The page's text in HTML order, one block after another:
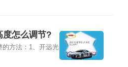
度怎么调节?
的方法：1、开远光